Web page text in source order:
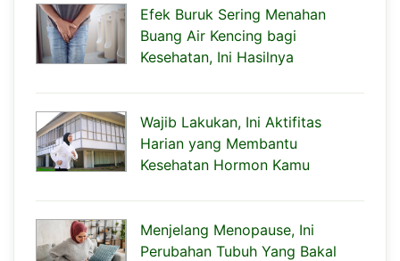
Efek Buruk Sering Menahan
Buang Air Kencing bagi
Kesehatan, Ini Hasilnya
Wajib Lakukan, Ini Aktifitas
Harian yang Membantu
Kesehatan Hormon Kamu
Menjelang Menopause, Ini
Perubahan Tubuh Yang Bakal